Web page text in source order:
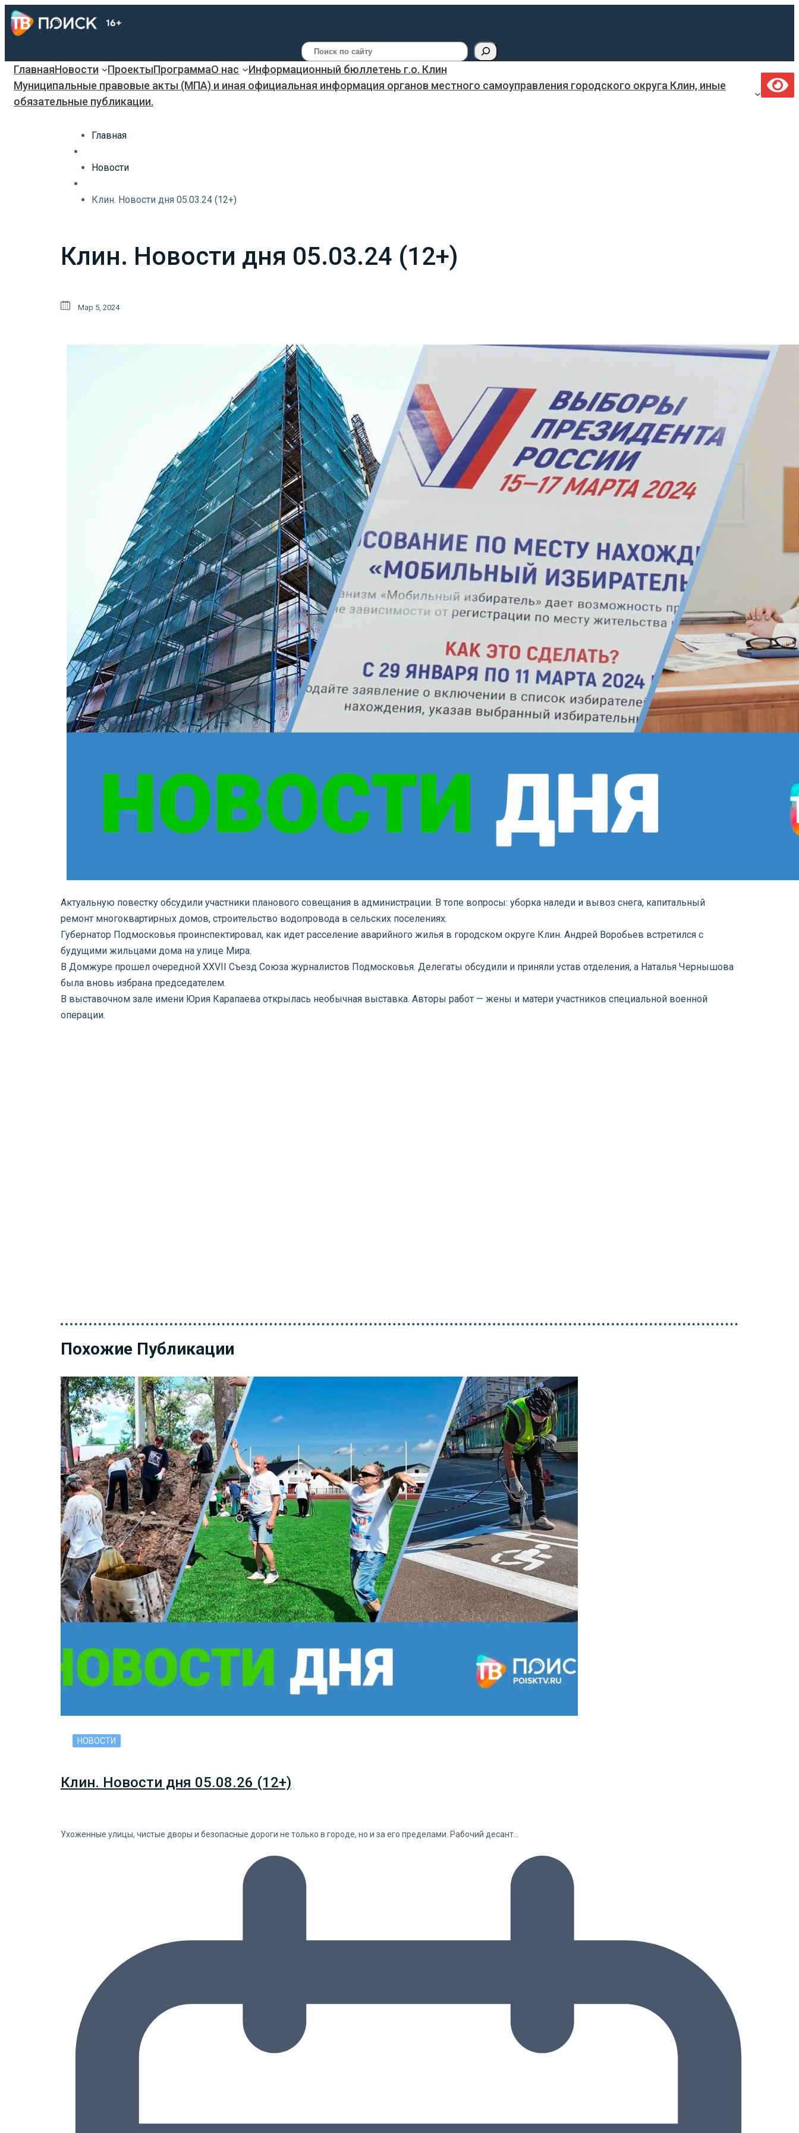
Поиск
ГлавнаяНовости ПроектыПрограммаО нас
Информационный бюллетень г.о. Клин
Муниципальные правовые акты (МПА) и иная официальная информация органов местного самоуправления городского округа Клин, иные
обязательные публикации.
Главная
Новости
Клин. Новости дня 05.03.24 (12+)
Клин. Новости дня 05.03.24 (12+)
Мар 5, 2024
Актуальную повестку обсудили участники планового совещания в администрации. В топе вопросы: уборка наледи и вывоз снега, капитальный
ремонт многоквартирных домов, строительство водопровода в сельских поселениях.
Губернатор Подмосковья проинспектировал, как идет расселение аварийного жилья в городском округе Клин. Андрей Воробьев встретился с
будущими жильцами дома на улице Мира.
В Домжуре прошел очередной XXVII Съезд Союза журналистов Подмосковья. Делегаты обсудили и приняли устав отделения, а Наталья Чернышова
была вновь избрана председателем.
В выставочном зале имени Юрия Карапаева открылась необычная выставка. Авторы работ — жены и матери участников специальной военной
операции.
Похожие Публикации
НОВОСТИ
Клин. Новости дня 05.08.26 (12+)
Ухоженные улицы, чистые дворы и безопасные дороги не только в городе, но и за его пределами. Рабочий десант…